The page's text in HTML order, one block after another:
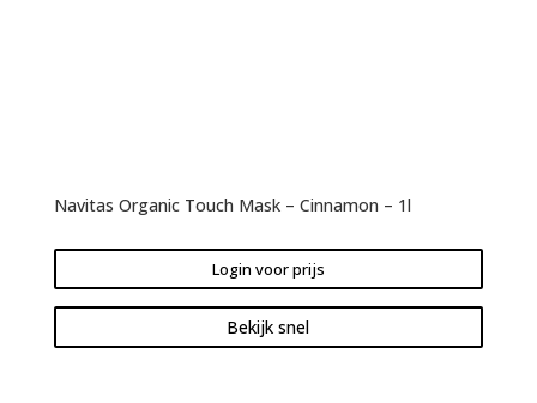
Navitas Organic Touch Mask – Cinnamon – 1l
Login voor prijs
Bekijk snel